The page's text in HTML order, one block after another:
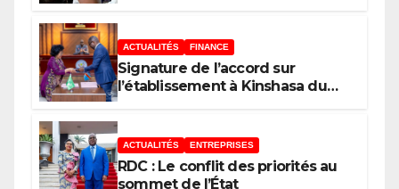
ACTUALITÉS FINANCE
Signature de l’accord sur
l’établissement à Kinshasa du
africaine–Nouveau Partenariat
pour le développement de
l’Afrique (AUDA-NEPAD)
ACTUALITÉS ENTREPRISES
RDC : Le conflit des priorités au
sommet de l’État